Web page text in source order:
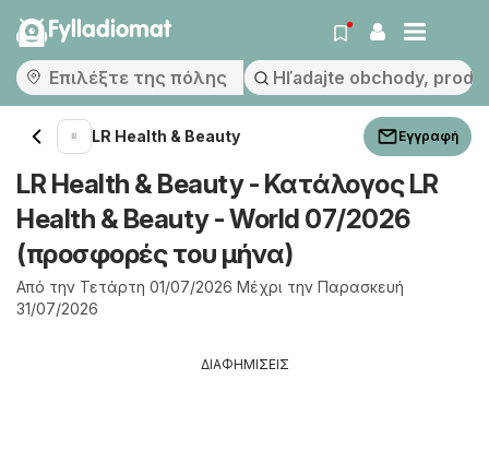
Fylladiomat
LR Health & Beauty Εγγραφή
LR Health & Beauty - Κατάλογος LR
Health & Beauty - World 07/2026
(προσφορές του μήνα)
Από την Τετάρτη 01/07/2026 Μέχρι την Παρασκευή
31/07/2026
ΔΙΑΦΗΜΙΣΕΙΣ